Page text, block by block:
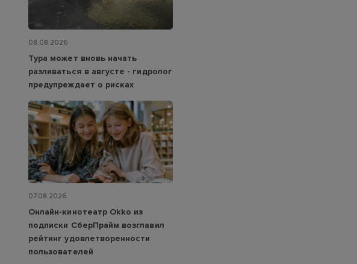
08.08.2026
Тура может вновь начать
разливаться в августе - гидролог
предупреждает о рисках
07.08.2026
Онлайн-кинотеатр Okko из
подписки СберПрайм возглавил
рейтинг удовлетворенности
пользователей